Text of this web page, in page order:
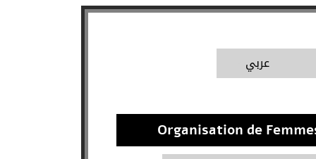
عربي
Organisation de